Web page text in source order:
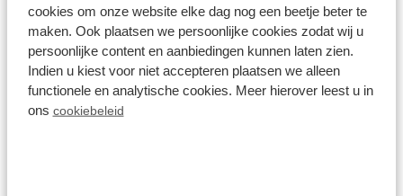
cookies om onze website elke dag nog een beetje beter te
maken. Ook plaatsen we persoonlijke cookies zodat wij u
persoonlijke content en aanbiedingen kunnen laten zien.
Indien u kiest voor niet accepteren plaatsen we alleen
functionele en analytische cookies. Meer hierover leest u in
ons cookiebeleid
Sehen Sie sich die Möglichkeiten an